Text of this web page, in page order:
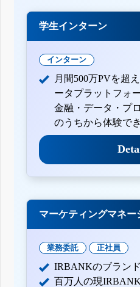
学生インターン
インターン
月間500万PVを超
ータプラットフォ
金融・データ・プ
のうちから体験で
マーケティングマネー
業務委託 正社員
IRBANKのブラン
百万人の現